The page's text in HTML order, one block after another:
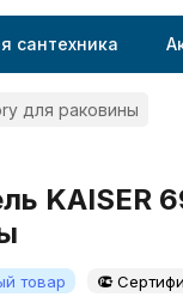
сантехника
для раковины
KAISER
товар